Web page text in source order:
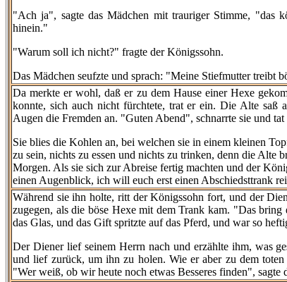
"Ach ja", sagte das Mädchen mit trauriger Stimme, "das
hinein."
"Warum soll ich nicht?" fragte der Königssohn.
Das Mädchen seufzte und sprach: "Meine Stiefmutter treibt
Da merkte er wohl, daß er zu dem Hause einer Hexe
konnte, sich auch nicht fürchtete, trat er ein. Die Alte saß
Augen die Fremden an. "Guten Abend", schnarrte sie und
Sie blies die Kohlen an, bei welchen sie in einem kleinen
zu sein, nichts zu essen und nichts zu trinken, denn die Alte
Morgen. Als sie sich zur Abreise fertig machten und der
einen Augenblick, ich will euch erst einen Abschiedsttrank
Während sie ihn holte, ritt der Königssohn fort, und der
zugegen, als die böse Hexe mit dem Trank kam. "Das
das Glas, und das Gift spritzte auf das Pferd, und war so
Der Diener lief seinem Herrn nach und erzählte ihm, was
und lief zurück, um ihn zu holen. Wie er aber zu dem
"Wer weiß, ob wir heute noch etwas Besseres finden", sagte